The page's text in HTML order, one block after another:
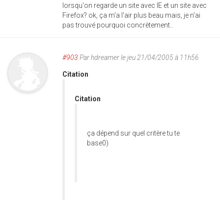
lorsqu'on regarde un site avec IE et un site avec
Firefox? ok, ça m'a l'air plus beau mais, je n'ai
pas trouvé pourquoi concrètement..
#903 Parhdreamerle jeu 21/04/2005 à 11h56
Citation
Citation
ça dépend sur quel critère tu te
base0)